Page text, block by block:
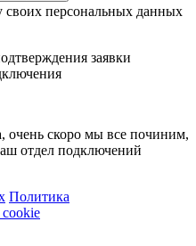
своих персональных данных
заявки
очень скоро мы все починим,
отдел подключений
Политика